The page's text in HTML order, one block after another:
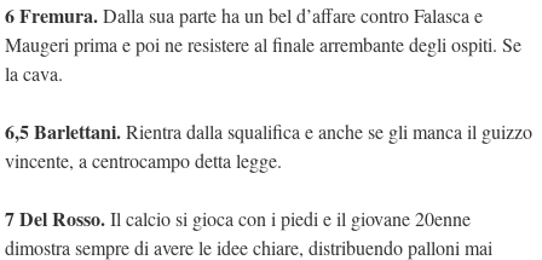
6 Fremura.Dalla sua parte ha un bel d’affare contro Falasca e
Maugeri prima e poi ne resistere al finale arrembante degli ospiti. Se
la cava.
6,5 Barlettani.Rientra dalla squalifica e anche se gli manca il guizzo
vincente, a centrocampo detta legge.
7 Del Rosso.Il calcio si gioca con i piedi e il giovane 20enne
dimostra sempre di avere le idee chiare, distribuendo palloni mai